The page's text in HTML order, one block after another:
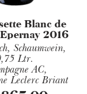
Blanc de
2016
Schaumwein,
Ltr.
AC,
Leclerc Briant